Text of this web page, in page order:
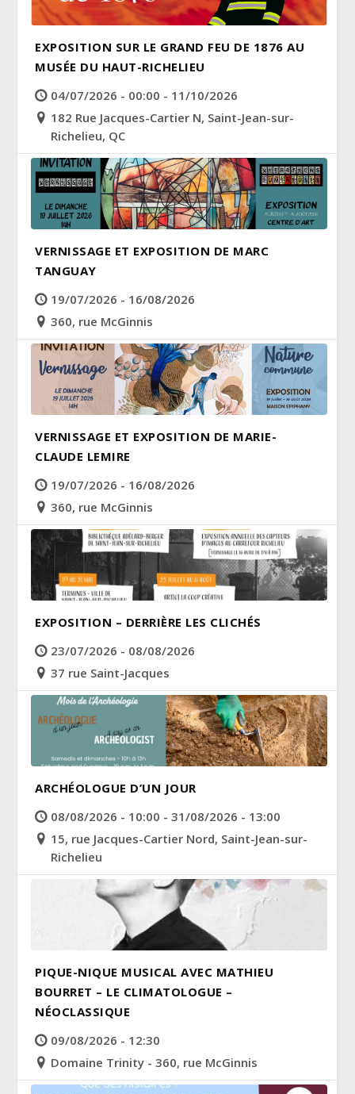
EXPOSITION SUR LE GRAND FEU DE 1876 AU
MUSÉE DU HAUT-RICHELIEU
04/07/2026 - 00:00 - 11/10/2026
182 Rue Jacques-Cartier N, Saint-Jean-sur-
Richelieu, QC
VERNISSAGE ET EXPOSITION DE MARC
TANGUAY
19/07/2026 - 16/08/2026
360, rue McGinnis
VERNISSAGE ET EXPOSITION DE MARIE-
CLAUDE LEMIRE
19/07/2026 - 16/08/2026
360, rue McGinnis
EXPOSITION – DERRIÈRE LES CLICHÉS
23/07/2026 - 08/08/2026
37 rue Saint-Jacques
ARCHÉOLOGUE D’UN JOUR
08/08/2026 - 10:00 - 31/08/2026 - 13:00
15, rue Jacques-Cartier Nord, Saint-Jean-sur-
Richelieu
PIQUE-NIQUE MUSICAL AVEC MATHIEU
BOURRET – LE CLIMATOLOGUE –
NÉOCLASSIQUE
09/08/2026 - 12:30
Domaine Trinity - 360, rue McGinnis